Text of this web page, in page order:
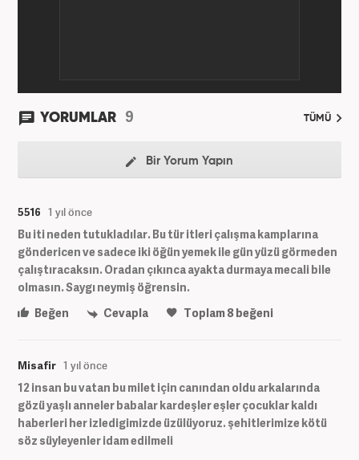
YORUMLAR 9 TÜMÜ
Bir Yorum Yapın
5516 1 yıl önce
Bu iti neden tutukladılar. Bu tür itleri çalışma kamplarına
göndericen ve sadece iki öğün yemek ile gün yüzü görmeden
çalıştıracaksın. Oradan çıkınca ayakta durmaya mecali bile
olmasın. Saygı neymiş öğrensin.
Beğen
Cevapla Toplam8beğeni
Misafir 1 yıl önce
12 insan bu vatan bu milet için canından oldu arkalarında
gözü yaşlı anneler babalar kardeşler eşler çocuklar kaldı
haberleri her izledigimizde üzülüyoruz. şehitlerimize kötü
söz süyleyenler idam edilmeli